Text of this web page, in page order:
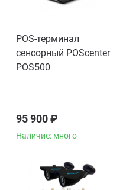
POS-терминал
сенсорный POScenter
POS500
95 900 ₽
Наличие: много